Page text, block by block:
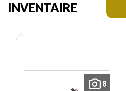
INVENTAIRE
8